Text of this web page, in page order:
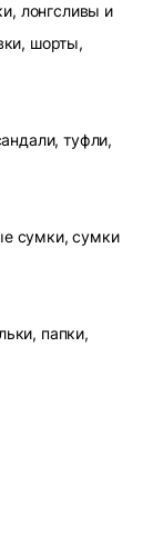
лонгсливы и
шорты,
туфли,
сумки, сумки
папки,